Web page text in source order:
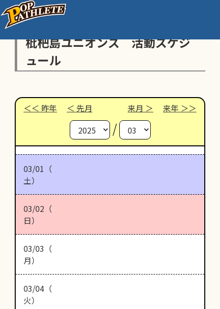
枇杷島ユニオンズ 活動スケジ
ュール
昨年 先月 来月 来年
/
03/01（
土）
03/02（
日）
03/03（
月）
03/04（
火）